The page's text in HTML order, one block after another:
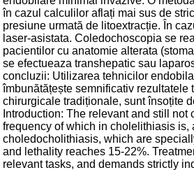
în cazul calculilor aflați mai sus de
presiune urmată de litoextracție. În
laser-asistata. Coledochoscopia se
pacientilor cu anatomie alterata
se efectueaza transhepatic sau
concluzii: Utilizarea tehnicilor
îmbunătățește semnificativ
chirurgicale tradiționale, sunt însoțite
Introduction: The relevant and still
frequency of which in cholelithiasis is,
choledocholithiasis, which are
and lethality reaches 15-22%.
relevant tasks, and demands strictly